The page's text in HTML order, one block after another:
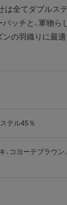
全てダブルス
ッチと、軍物ら
の羽織りに最適
テル45％
、コヨーテブラウン